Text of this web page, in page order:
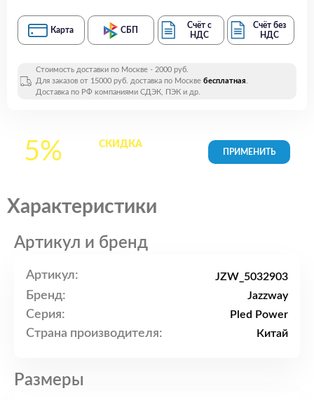
Карта СБП
Счёт с
НДС
Счёт без
НДС
Стоимость доставки по Москве - 2000 руб.
Для заказов от 15000 руб. доставка по Москве бесплатная.
Доставка по РФ компаниями СДЭК, ПЭК и др.
5% СКИДКАна все
Характеристики
Артикул и бренд
Артикул: JZW_5032903
Бренд: Jazzway
Серия: Pled Power
Страна производителя: Китай
Размеры